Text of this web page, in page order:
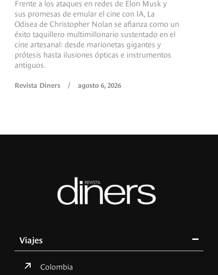
Frente a los ataques en redes de Elon Musk y
sus promesas de emular el cine con IA, La
Odisea de Christopher Nolan se afianza como un
éxito taquillero multimillonario sustentado en el
cine artesanal: desde marionetas gigantes y
prótesis hasta ilusiones ópticas e instrumentos
antiguos.
Revista Diners / agosto 6, 2026
Viajes
Colombia